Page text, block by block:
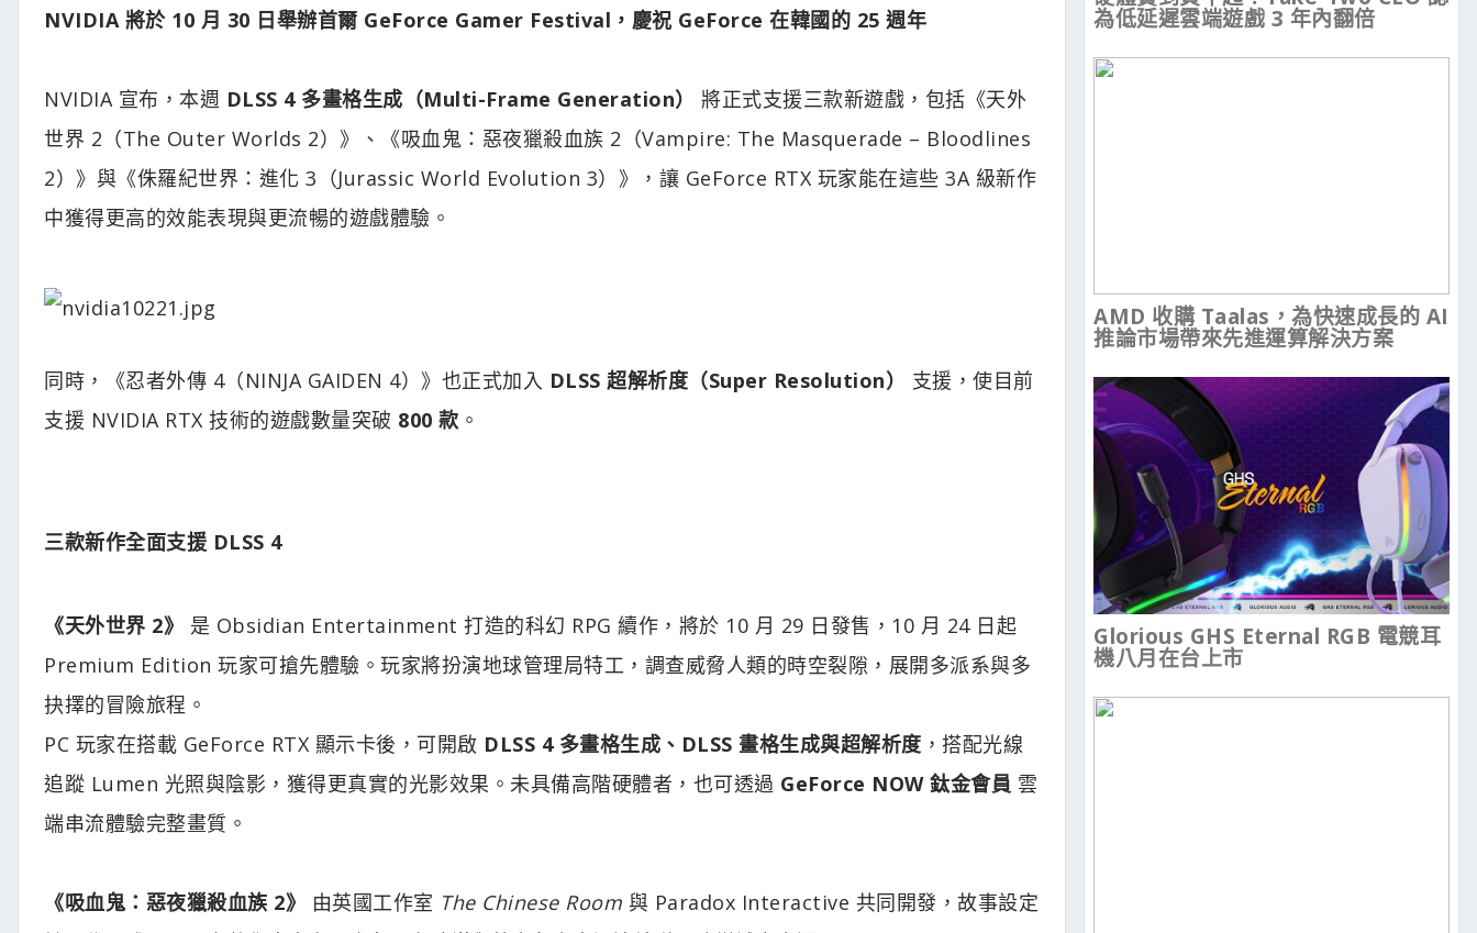
NVIDIA 將於 10 月 30 日舉辦首爾 GeForce Gamer Festival，慶祝 GeForce 在韓國的 25 週年
NVIDIA 宣布，本週 DLSS 4 多畫格生成（Multi-Frame Generation）
將正式支援三款新遊戲，包括《天外
世界 2（The Outer Worlds 2）》、《吸血鬼：惡夜獵殺血族 2（Vampire: The Masquerade – Bloodlines
2）》與《侏羅紀世界：進化 3（Jurassic World Evolution 3）》，讓 GeForce RTX 玩家能在這些 3A 級新作
中獲得更高的效能表現與更流暢的遊戲體驗。
同時，《忍者外傳 4（NINJA GAIDEN 4）》也正式加入 DLSS 超解析度（Super Resolution）
支援，使目前
支援 NVIDIA RTX 技術的遊戲數量突破 800 款 。
三款新作全面支援 DLSS 4​
《天外世界 2》
是 Obsidian Entertainment 打造的科幻 RPG 續作，將於 10 月 29 日發售，10 月 24 日起
Premium Edition 玩家可搶先體驗。玩家將扮演地球管理局特工，調查威脅人類的時空裂隙，展開多派系與多
抉擇的冒險旅程。
PC 玩家在搭載 GeForce RTX 顯示卡後，可開啟 DLSS 4 多畫格生成、DLSS 畫格生成與超解析度 ，搭配光線
追蹤 Lumen 光照與陰影，獲得更真實的光影效果。未具備高階硬體者，也可透過 GeForce NOW 鈦金會員 雲
端串流體驗完整畫質。
《吸血鬼：惡夜獵殺血族 2》 由英國工作室 The Chinese Room 與 Paradox Interactive 共同開發，故事設定
為低延遲雲端遊戲 3 年內翻倍
AMD 收購 Taalas，為快速成長的 AI
推論市場帶來先進運算解決方案
Glorious GHS Eternal RGB 電競耳
機八月在台上市